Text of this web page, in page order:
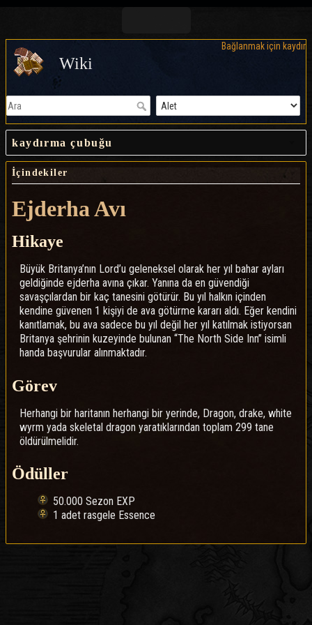
Bağlanmak için kaydır
Wiki
kaydırma çubuğu
İçindekiler
Ejderha Avı
Hikaye
Büyük Britanya’nın Lord’u geleneksel olarak her yıl bahar ayları
geldiğinde ejderha avına çıkar. Yanına da en güvendiği
savaşçılardan bir kaç tanesini götürür. Bu yıl halkın içinden
kendine güvenen 1 kişiyi de ava götürme kararı aldı. Eğer kendini
kanıtlamak, bu ava sadece bu yıl değil her yıl katılmak istiyorsan
Britanya şehrinin kuzeyinde bulunan “The North Side Inn” isimli
handa başvurular alınmaktadır.
Görev
Herhangi bir haritanın herhangi bir yerinde, Dragon, drake, white
wyrm yada skeletal dragon yaratıklarından toplam 299 tane
öldürülmelidir.
Ödüller
50.000 Sezon EXP
1 adet rasgele Essence